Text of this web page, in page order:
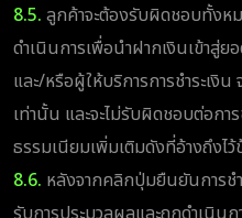
8.5. ลูกค้าจะต้องรับผิดชอบทั้งห
ดำเนินการเพื่อนำฝากเงินเข้า
และ/หรือผู้ให้บริการการชำระเงิน
เท่านั้น และจะไม่รับผิดชอบต่อกา
ธรรมเนียมเพิ่มเติมดังที่อ้างถึงไว้
8.6. หลังจากคลิกปุ่มยืนยันการชำ